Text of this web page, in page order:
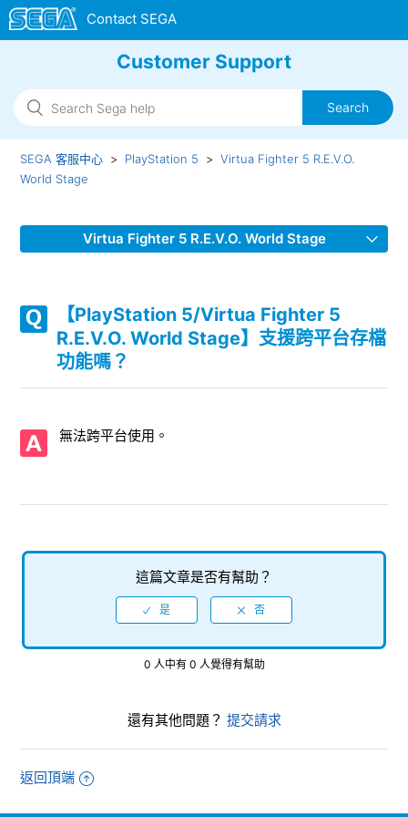
Customer Support
SEGA 客服中心 PlayStation 5
Virtua Fighter 5 R.E.V.O.
World Stage
Virtua Fighter 5 R.E.V.O. World Stage
援哪些音訊輸出格式？
【PlayStation 5/Virtua Fighter 5 R.E.V.O. World Stage】幀
速率（fps）是多少？
援的影像輸出是多少？
【PlayStation 5/Virtua Fighter 5 R.E.V.O. World Stage】是
否有字幕（語音）的設定功能（除了日本以外的字幕或語音可
以選擇嗎）？
【PlayStation 5/Virtua Fighter 5 R.E.V.O. World Stage】在
PS4版《Virtua Fighter esports》是否支援線上遊玩？
【PlayStation 5/Virtua Fighter 5 R.E.V.O. World Stage】能
【PlayStation 5/Virtua Fighter 5
R.E.V.O. World Stage】支援跨平台存檔
功能嗎？
無法跨平台使用。
這篇文章是否有幫助？
0 人中有 0 人覺得有幫助
還有其他問題？ 提交請求
返回頂端